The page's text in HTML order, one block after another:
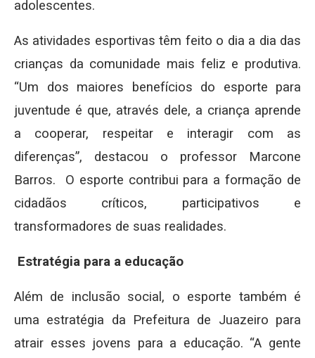
adolescentes.
As atividades esportivas têm feito o dia a dia das
crianças da comunidade mais feliz e produtiva.
“Um dos maiores benefícios do esporte para
juventude é que, através dele, a criança aprende
a cooperar, respeitar e interagir com as
diferenças”, destacou o professor Marcone
Barros. O esporte contribui para a formação de
cidadãos críticos, participativos e
transformadores de suas realidades.
Estratégia para a educação
Além de inclusão social, o esporte também é
uma estratégia da Prefeitura de Juazeiro para
atrair esses jovens para a educação. “A gente